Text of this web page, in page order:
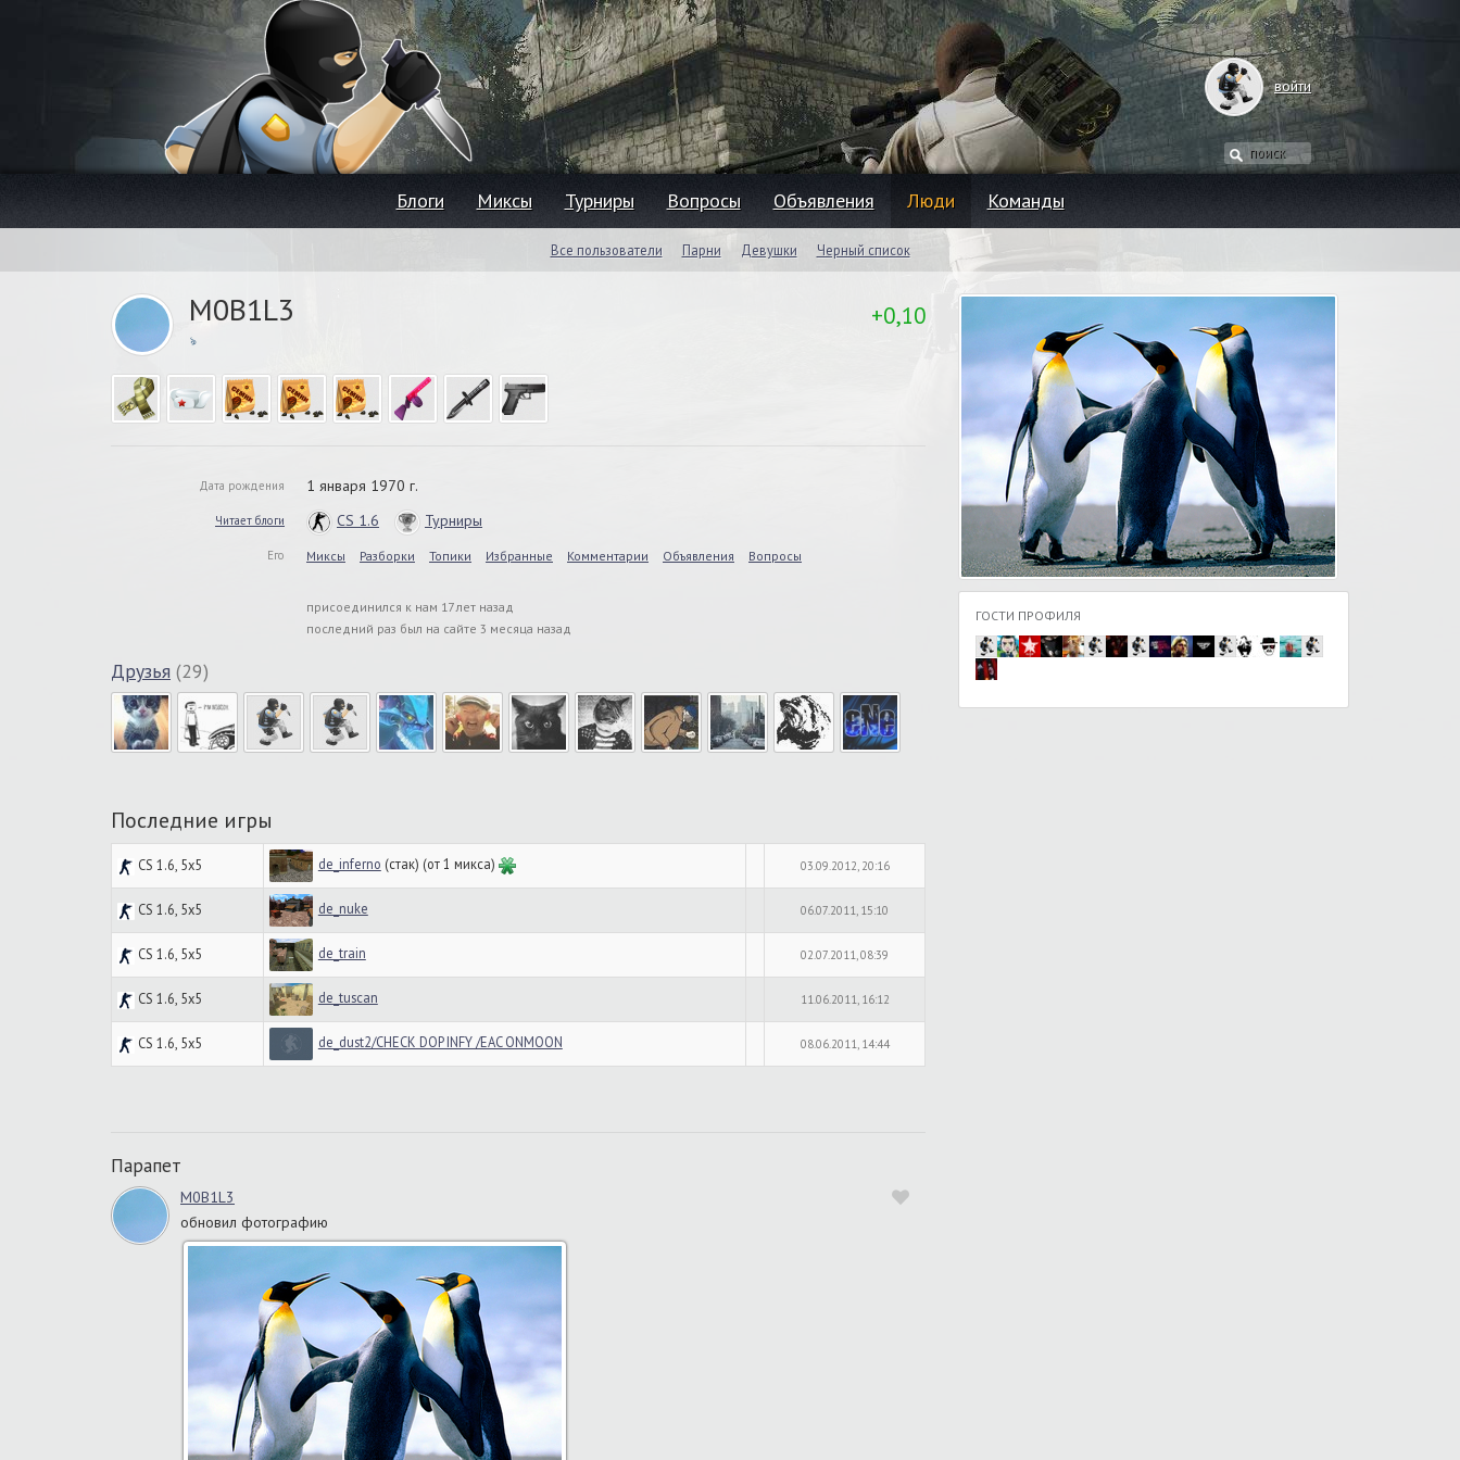
войти
Блоги Миксы Турниры Вопросы Объявления Люди Команды
Все пользователи Парни Девушки Черный список
M0B1L3
ঌ
+0,10
Дата рождения 1 января 1970 г.
Читает блоги CS 1.6 Турниры
Его Миксы Разборки Топики Избранные Комментарии Объявления Вопросы
присоединился к нам 17 лет назад
последний раз был на сайте 3 месяца назад
Друзья (29)
Последние игры
CS 1.6, 5x5 de_inferno (стак) (от 1 микса) 03.09.2012, 20:16
CS 1.6, 5x5 de_nuke 06.07.2011, 15:10
CS 1.6, 5x5 de_train 02.07.2011, 08:39
CS 1.6, 5x5 de_tuscan 11.06.2011, 16:12
CS 1.6, 5x5 de_dust2/CHECK DOP INFY /EAC ONMOON 08.06.2011, 14:44
Парапет
M0B1L3
обновил фотографию
ГОСТИ ПРОФИЛЯ